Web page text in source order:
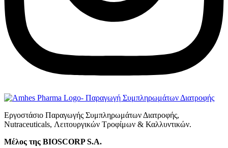
Εργοστάσιο Παραγωγής Συμπληρωμάτων Διατροφής,
Νutraceuticals, Λειτουργικών Τροφίμων & Καλλυντικών.
Μέλος της BIOSCORP S.A.